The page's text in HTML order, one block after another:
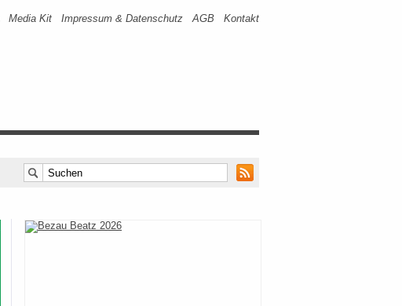
Media Kit Impressum & Datenschutz AGB Kontakt